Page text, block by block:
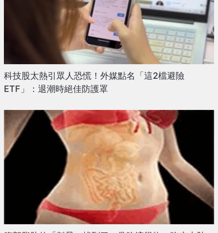
科技股太熱引眾人恐慌！外媒點名「這2檔避險
ETF」：退潮時絕佳防護罩